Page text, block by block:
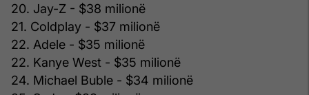
20. Jay-Z - $38 milionë
21. Coldplay - $37 milionë
22. Adele - $35 milionë
22. Kanye West - $35 milionë
24. Michael Buble - $34 milionë